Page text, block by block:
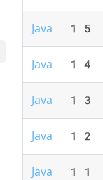
Java 15
Java 14
Java 13
Java 12
Java 11